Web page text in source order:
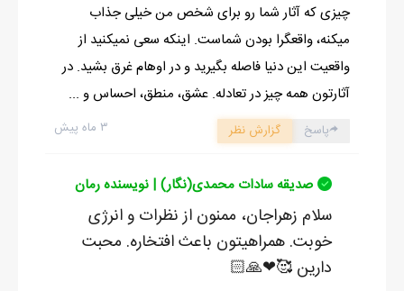
چیزی که آثار شما رو برای شخص من خیلی جذاب
میکنه، واقعگرا بودن شماست. اینکه سعی نمیکنید از
واقعیت این دنیا فاصله بگیرید و در اوهام غرق بشید. در
آثارتون همه چیز در تعادله. عشق، منطق، احساس و ...
۳ ماه پیش پاسخ گزارش نظر
صدیقه سادات محمدی(نگار) | نویسنده رمان
سلام زهراجان، ممنون از نظرات و انرژی
خوبت. همراهیتون باعث افتخاره. محبت
دارین 🥰❤🙏🏻